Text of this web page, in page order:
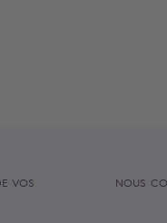
VOS
NOUS